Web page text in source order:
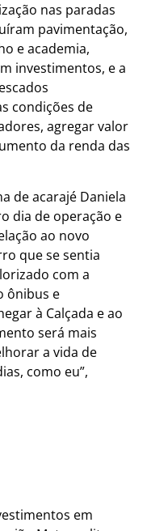
nas paradas
pavimentação,
e academia,
investimentos, e a
condições de
agregar valor
da renda das
de acarajé Daniela
dia de operação e
ao novo
que se sentia
com a
ônibus e
à Calçada e ao
será mais
a vida de
como eu”,
em